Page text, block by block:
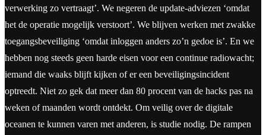
verwerking zo vertraagt’. We negeren de update-adviezen ‘omdat
het de operatie mogelijk verstoort’. We blijven werken met zwakke
toegangsbeveiliging ‘omdat inloggen anders zo’n gedoe is’. En we
hebben nog steeds geen harde eisen voor een continue radiowacht;
iemand die waaks blijft kijken of er een beveiligingsincident
optreedt. Niet zo gek dat meer dan 80 procent van de hacks pas na
weken of maanden wordt ontdekt. Om veilig over de digitale
oceanen te kunnen varen met anderen, is studie nodig. De rampen